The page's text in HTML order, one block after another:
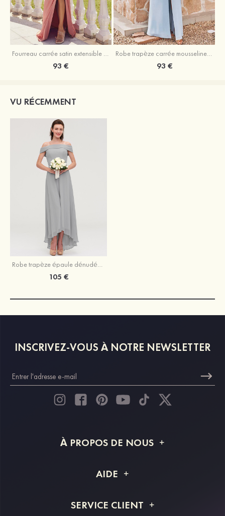
93 € 93 €
VU RÉCEMMENT
Robe trapèze épaule dénudée mousseline asymétrique robe de demoiselle d'honneur
105 €
INSCRIVEZ-VOUS À NOTRE NEWSLETTER
À PROPOS DE NOUS
Livraison
AIDE
Retour et remboursement
SERVICE CLIENT